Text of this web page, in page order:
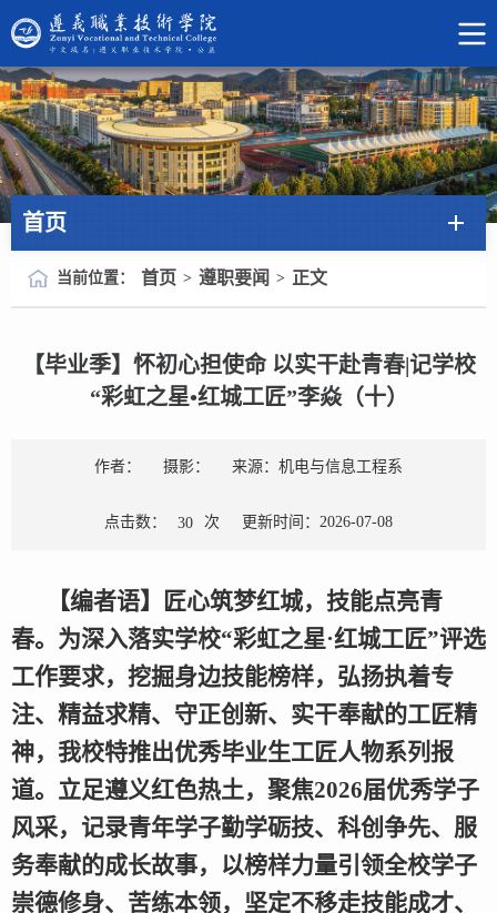
首页
当前位置： 首页 > 遵职要闻 > 正文
【毕业季】怀初心担使命 以实干赴青春|记学校
“彩虹之星•红城工匠”李焱（十）
作者： 摄影： 来源：机电与信息工程系
点击数： 30 次 更新时间：2026-07-08
【编者语】匠心筑梦红城，技能点亮青
春。为深入落实学校“彩虹之星·红城工匠”评选
工作要求，挖掘身边技能榜样，弘扬执着专
注、精益求精、守正创新、实干奉献的工匠精
神，我校特推出优秀毕业生工匠人物系列报
道。立足遵义红色热土，聚焦2026届优秀学子
风采，记录青年学子勤学砺技、科创争先、服
务奉献的成长故事，以榜样力量引领全校学子
崇德修身、苦练本领，坚定不移走技能成才、